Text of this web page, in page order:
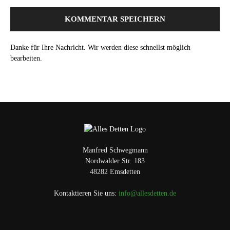
Danke für Ihre Nachricht. Wir werden diese schnellst möglich
bearbeiten.
Manfred Schwegmann
Nordwalder Str. 183
48282 Emsdetten
Kontaktieren Sie uns: info@allesdetten.de